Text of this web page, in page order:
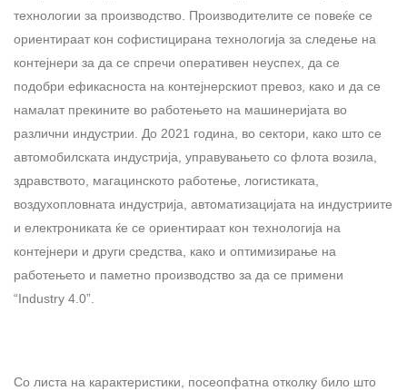
технологии за производство. Производителите се повеќе се
ориентираат кон софистицирана технологија за следење на
контејнери за да се спречи оперативен неуспех, да се
подобри ефикасноста на контејнерскиот превоз, како и да се
намалат прекините во работењето на машинеријата во
различни индустрии. До 2021 година, во сектори, како што се
автомобилската индустрија, управувањето со флота возила,
здравството, магацинското работење, логистиката,
воздухопловната индустрија, автоматизацијата на индустриите
и електрониката ќе се ориентираат кон технологија на
контејнери и други средства, како и оптимизирање на
работењето и паметно производство за да се примени
“Industry 4.0”.
Со листа на карактеристики, посеопфатна отколку било што